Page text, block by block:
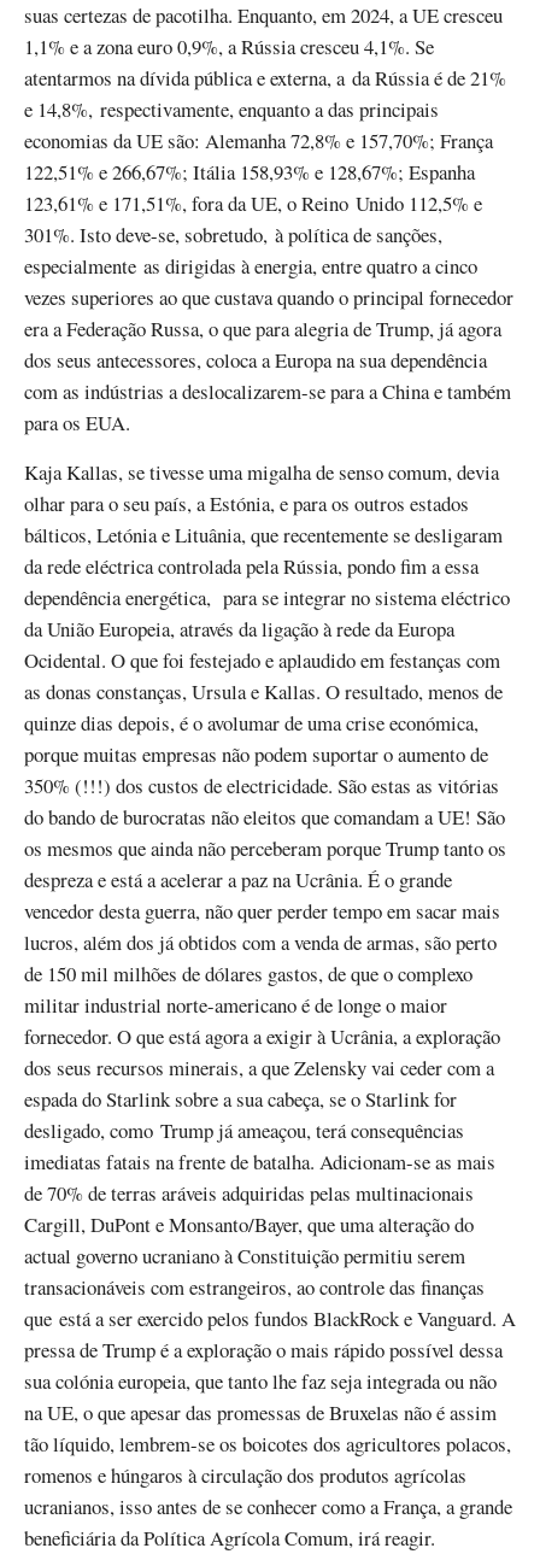
suas certezas de pacotilha. Enquanto, em 2024, a UE cresceu
1,1% e a zona euro 0,9%, a Rússia cresceu 4,1%. Se
atentarmos na dívida pública e externa, a da Rússia é de 21%
e 14,8%, respectivamente, enquanto a das principais
economias da UE são: Alemanha 72,8% e 157,70%; França
122,51% e 266,67%; Itália 158,93% e 128,67%; Espanha
123,61% e 171,51%, fora da UE, o Reino Unido 112,5% e
301%. Isto deve-se, sobretudo, à política de sanções,
especialmente as dirigidas à energia, entre quatro a cinco
vezes superiores ao que custava quando o principal fornecedor
era a Federação Russa, o que para alegria de Trump, já agora
dos seus antecessores, coloca a Europa na sua dependência
com as indústrias a deslocalizarem-se para a China e também
para os EUA.
Kaja Kallas, se tivesse uma migalha de senso comum, devia
olhar para o seu país, a Estónia, e para os outros estados
bálticos, Letónia e Lituânia, que recentemente se desligaram
da rede eléctrica controlada pela Rússia, pondo fim a essa
dependência energética, para se integrar no sistema eléctrico
da União Europeia, através da ligação à rede da Europa
Ocidental. O que foi festejado e aplaudido em festanças com
as donas constanças, Ursula e Kallas. O resultado, menos de
quinze dias depois, é o avolumar de uma crise económica,
porque muitas empresas não podem suportar o aumento de
350% (!!!) dos custos de electricidade. São estas as vitórias
do bando de burocratas não eleitos que comandam a UE! São
os mesmos que ainda não perceberam porque Trump tanto os
despreza e está a acelerar a paz na Ucrânia. É o grande
vencedor desta guerra, não quer perder tempo em sacar mais
lucros, além dos já obtidos com a venda de armas, são perto
de 150 mil milhões de dólares gastos, de que o complexo
militar industrial norte-americano é de longe o maior
fornecedor. O que está agora a exigir à Ucrânia, a exploração
dos seus recursos minerais, a que Zelensky vai ceder com a
espada do Starlink sobre a sua cabeça, se o Starlink for
desligado, como Trump já ameaçou, terá consequências
imediatas fatais na frente de batalha. Adicionam-se as mais
de 70% de terras aráveis adquiridas pelas multinacionais
Cargill, DuPont e Monsanto/Bayer, que uma alteração do
actual governo ucraniano à Constituição permitiu serem
transacionáveis com estrangeiros, ao controle das finanças
que está a ser exercido pelos fundos BlackRock e Vanguard. A
pressa de Trump é a exploração o mais rápido possível dessa
sua colónia europeia, que tanto lhe faz seja integrada ou não
na UE, o que apesar das promessas de Bruxelas não é assim
tão líquido, lembrem-se os boicotes dos agricultores polacos,
romenos e húngaros à circulação dos produtos agrícolas
ucranianos, isso antes de se conhecer como a França, a grande
beneficiária da Política Agrícola Comum, irá reagir.